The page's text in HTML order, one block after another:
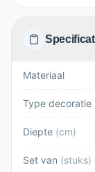
Materiaal
Type decoratie
Diepte (cm)
Set van (stuks)